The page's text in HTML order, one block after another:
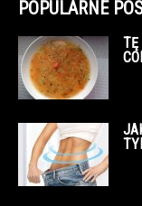
POPULARNE
TĘ